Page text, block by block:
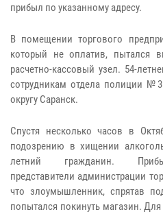
прибыл по указанному адресу.
В помещении торгового
который не оплатив, пытался
расчетно-кассовый узел. 54-
сотрудникам отдела полиции
округу Саранск.
Спустя несколько часов в
подозрению в хищении
летний гражданин.
представители администрации
что злоумышленник, спрятав
попытался покинуть магазин.